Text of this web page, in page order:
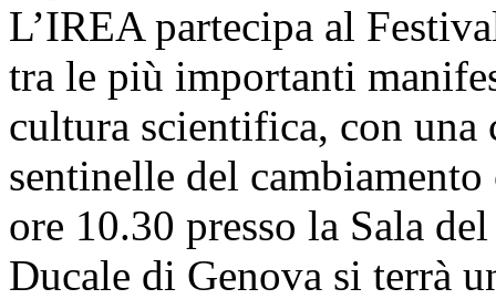
L’IREA partecipa al
tra le più importanti
cultura scientifica, con
sentinelle del
ore 10.30 presso la Sala
Ducale di Genova si terrà